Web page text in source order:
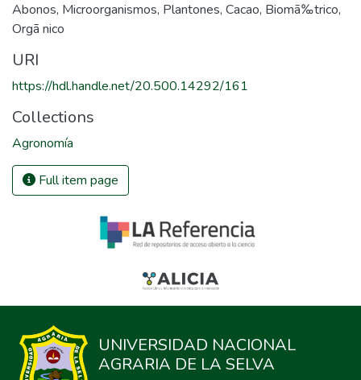
Abonos, Microorganismos, Plantones, Cacao, Biomã‰trico,
Orgã nico
URI
https://hdl.handle.net/20.500.14292/161
Collections
Agronomía
Full item page
UNIVERSIDAD NACIONAL
AGRARIA DE LA SELVA